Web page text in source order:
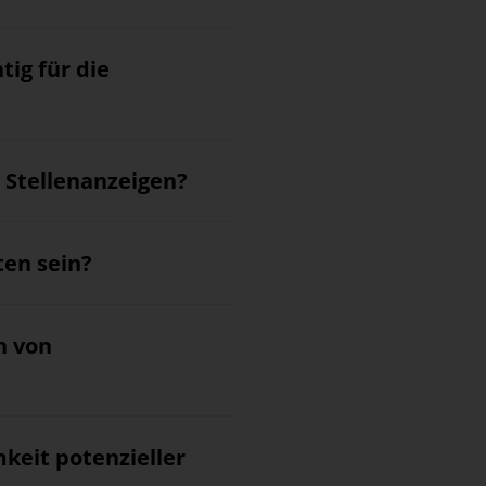
für die
sein?
von
potenzieller